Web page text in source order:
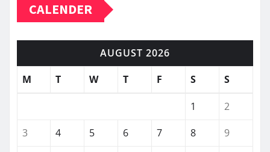
CALENDER
AUGUST 2026
M
T W T F S S
1
2
3
4 5 6 7 8
9